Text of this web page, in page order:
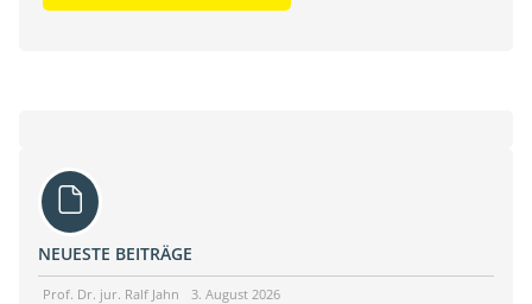
NEUESTE BEITRÄGE
Prof. Dr. jur. Ralf Jahn 3. August 2026